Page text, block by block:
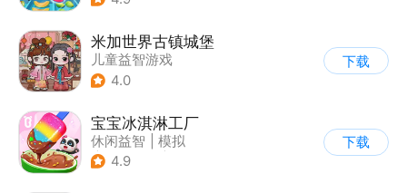
米加世界古镇城堡
儿童益智游戏
4.0
下载
宝宝冰淇淋工厂
休闲益智
模拟
| 宝宝巴士
4.9
下载